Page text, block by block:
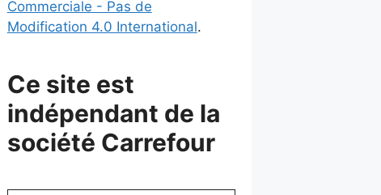
Commerciale - Pas de
Modification 4.0 International.
Ce site est
indépendant de la
société Carrefour